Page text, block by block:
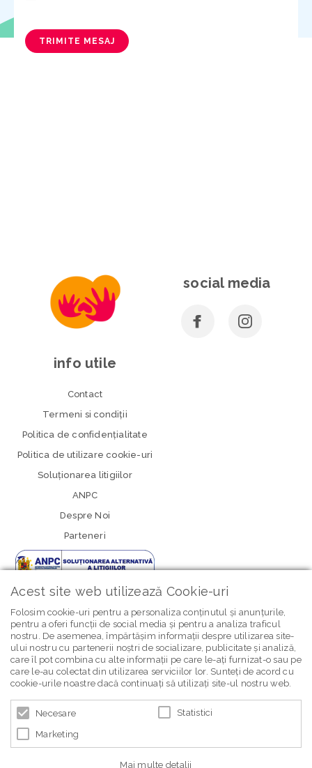
TRIMITE MESAJ
© 2026 BEBE BRANDS | POWERED BY
social media
info utile
Contact
Termeni si condiţii
Politica de confidenţialitate
Politica de utilizare cookie-uri
Soluționarea litigiilor
ANPC
Despre Noi
Parteneri
newsletter Bebe Brands
Acest site web utilizează Cookie-uri
Folosim cookie-uri pentru a personaliza conținutul și anunțurile,
pentru a oferi funcții de social media și pentru a analiza traficul
nostru. De asemenea, împărtășim informații despre utilizarea site-
ului nostru cu partenerii noștri de socializare, publicitate și analiză,
care îl pot combina cu alte informații pe care le-ați furnizat-o sau pe
care le-au colectat din utilizarea serviciilor lor. Sunteți de acord cu
cookie-urile noastre dacă continuați să utilizați site-ul nostru web.
Necesare Statistici
Marketing
Mai multe detalii